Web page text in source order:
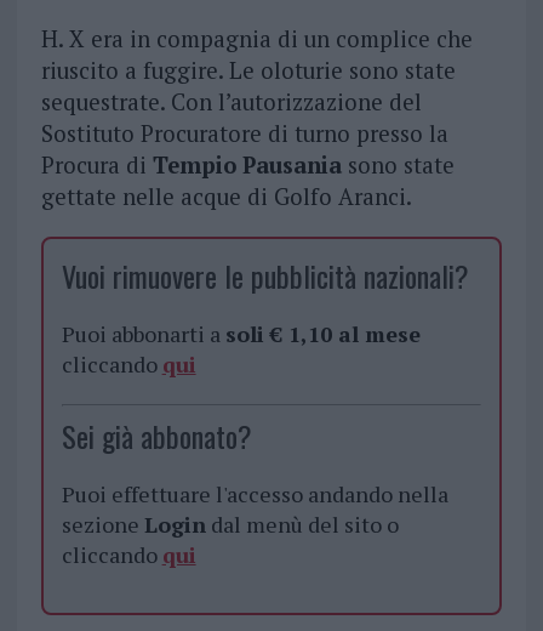
H. X era in compagnia di un complice che
riuscito a fuggire. Le oloturie sono state
sequestrate. Con l’autorizzazione del
Sostituto Procuratore di turno presso la
Procura di Tempio Pausaniasono state
gettate nelle acque di Golfo Aranci.
Vuoi rimuovere le pubblicità nazionali?
Puoi abbonarti a soli € 1,10 al mese
cliccando qui
Sei già abbonato?
Puoi effettuare l'accesso andando nella
sezione Logindal menù del sito o
cliccando qui